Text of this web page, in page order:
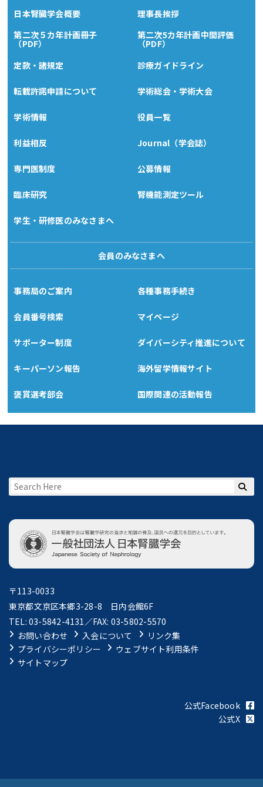
日本腎臓学会概要
理事長挨拶
第二次５カ年計画冊子
（PDF）
第二次5カ年計画中間評価
（PDF）
定款・諸規定
診療ガイドライン
転載許諾申請について 学術総会・学術大会
学術情報 役員一覧
利益相反 Journal（学会誌）
専門医制度 公募情報
臨床研究 腎機能測定ツール
学生・研修医のみなさまへ
会員のみなさまへ
事務局のご案内 各種事務手続き
会員番号検索 マイページ
サポーター制度 ダイバーシティ推進について
キーパーソン報告 海外留学情報サイト
褒賞選考部会 国際関連の活動報告
〒113-0033
東京都文京区本郷3-28-8 日内会館6F
TEL: 03-5842-4131／FAX: 03-5802-5570
お問い合わせ
入会について
リンク集
プライバシーポリシー
ウェブサイト利用条件
サイトマップ
公式Facebook
公式X